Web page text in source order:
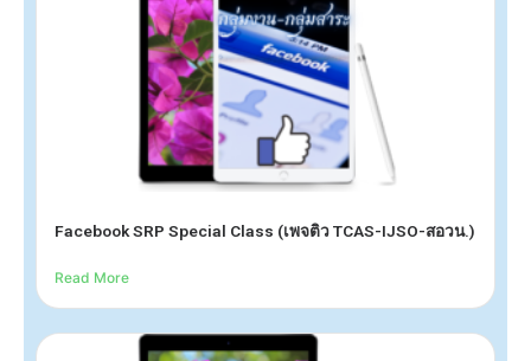
Facebook SRP Special Class (เพจติว TCAS-IJSO-สอวน.)
Read More